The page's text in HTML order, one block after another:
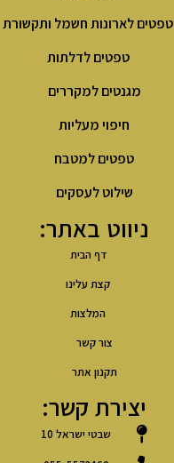
טפטים לארונות חשמל ותקשורת
טפטים לדלתות
מגנטים למקררים
חיפוי מעליות
טפטים למטבח
שילוט לעסקים
ניווט באתר:
דף הבית
קצת עלינו
המלצות
צור קשר
תקנון אתר
יצירת קשר:
שבטי ישראל 10